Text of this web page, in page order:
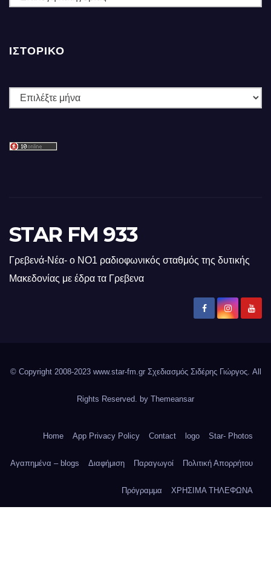
ΙΣΤΟΡΙΚΌ
Ιστορικό
STAR FM 933
Γρεβενά-Νέα- ο ΝΟ1 ραδιοφωνικός σταθμός της δυτικής
Μακεδονίας με έδρα τα Γρεβενα
© Copyright 2008-2023 www.star-fm.gr Σχεδιασμός Σιδέρης Γιώργος. All
Rights Reserved. by Themeansar
Home App Privacy Policy Contact logo Star- Photos
Αγαπημένα – blogs Διαφήμιση Παραγωγοί Πολιτική Απορρήτου
Πρόγραμμα ΧΡΗΣΙΜΑ ΤΗΛΕΦΩΝΑ